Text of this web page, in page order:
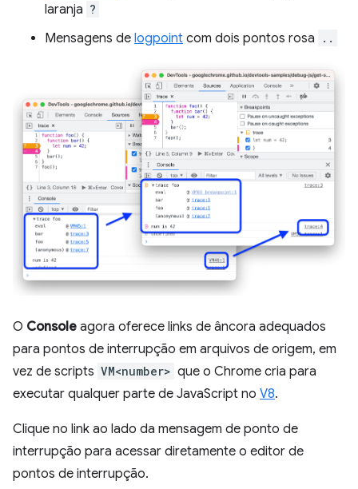
laranja ?
Mensagens de logpoint com dois pontos rosa ..
O Console agora oferece links de âncora adequados
para pontos de interrupção em arquivos de origem, em
vez de scripts VM<number> que o Chrome cria para
executar qualquer parte de JavaScript no V8.
Clique no link ao lado da mensagem de ponto de
interrupção para acessar diretamente o editor de
pontos de interrupção.